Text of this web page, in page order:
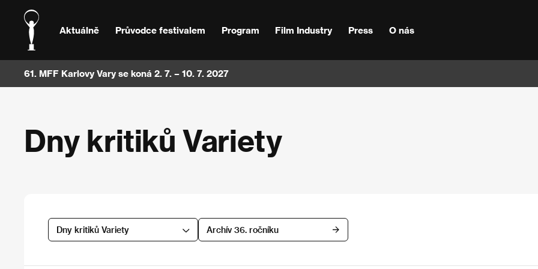
Aktuálně Průvodce festivalem Program Film Industry Press O nás
61. MFF Karlovy Vary se koná 2. 7. – 10. 7. 2027
Dny kritiků Variety
Dny kritiků Variety Archív 36. ročníku